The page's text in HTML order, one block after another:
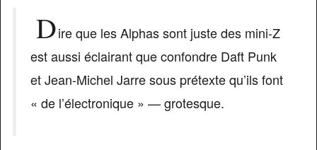
Dire que les Alphas sont juste des mini-Z
est aussi éclairant que confondre Daft Punk
et Jean-Michel Jarre sous prétexte qu’ils font
« de l’électronique » — grotesque.